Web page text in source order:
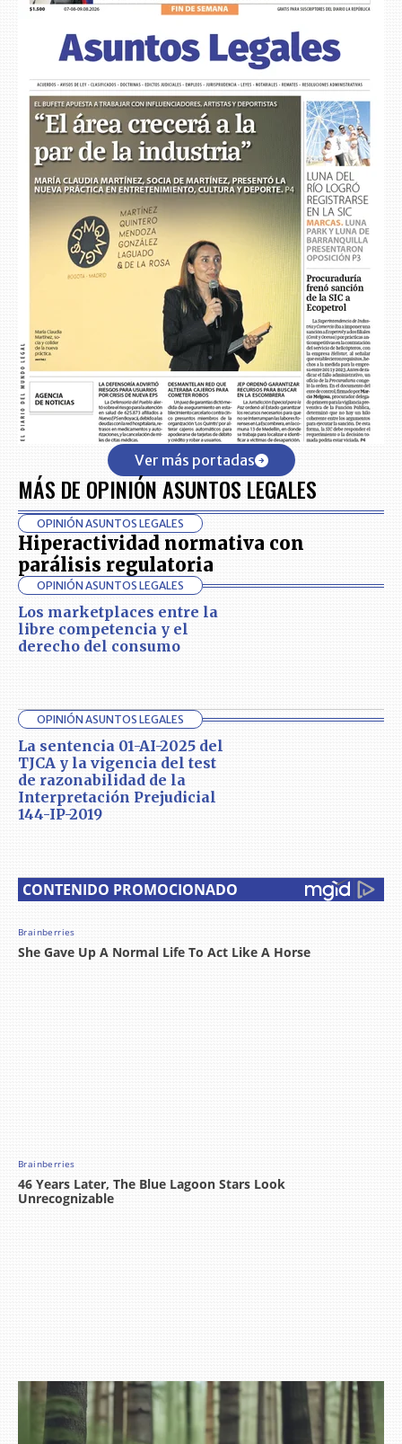
Ver más portadas
MÁS DE OPINIÓN ASUNTOS LEGALES
OPINIÓN ASUNTOS LEGALES
Hiperactividad normativa con
parálisis regulatoria
OPINIÓN ASUNTOS LEGALES
Los marketplaces entre la
libre competencia y el
derecho del consumo
OPINIÓN ASUNTOS LEGALES
La sentencia 01-AI-2025 del
TJCA y la vigencia del test
de razonabilidad de la
Interpretación Prejudicial
144-IP-2019